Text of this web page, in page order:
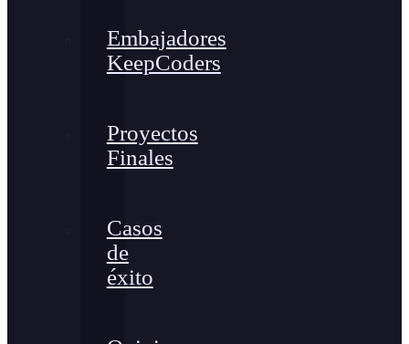
Embajadores
KeepCoders
Proyectos
Finales
Casos
de
éxito